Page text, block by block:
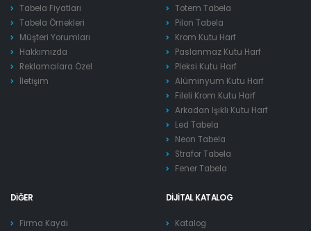
Tabela Fiyatları
Tabela Örnekleri
Müşteri Yorumları
Hakkımızda
Reklamcılara Özel
İletişim
Totem Tabela
Pilon Tabela
Krom Kutu Harf
Paslanmaz Kutu Harf
Pleksi Kutu Harf
Alüminyum Kutu Harf
Fileli Krom Kutu Harf
Arkadan Işıklı Kutu Harf
Led Tabela
Neon Tabela
Strafor Tabela
Fener Tabela
DIĞER
Firma Kaydı
DIJITAL KATALOG
Katalog